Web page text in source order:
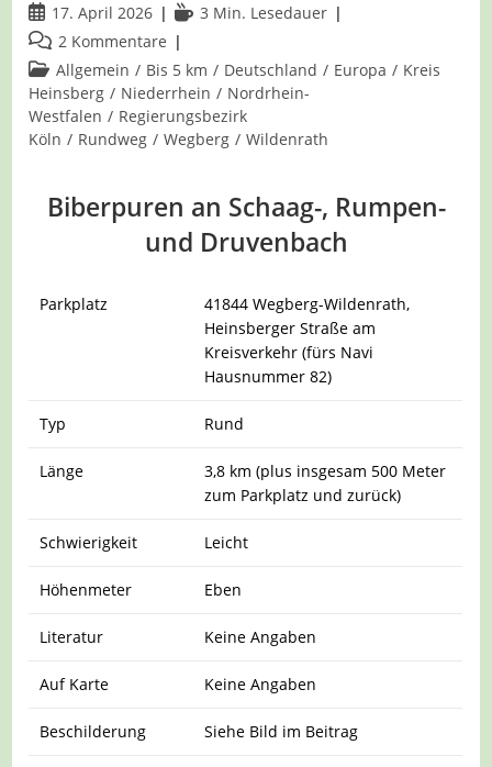
Beitrag
veröffentlicht:
17. April 2026 Lesedauer:
3 Min. Lesedauer
Beitrags-
Kommentare:
2 Kommentare
Beitrags-
Kategorie:
Allgemein / Bis 5 km / Deutschland / Europa / Kreis
Heinsberg / Niederrhein / Nordrhein-
Westfalen / Regierungsbezirk
Köln / Rundweg / Wegberg / Wildenrath
Biberpuren an Schaag-, Rumpen-
und Druvenbach
Parkplatz
41844 Wegberg-Wildenrath,
Heinsberger Straße am
Kreisverkehr (fürs Navi
Hausnummer 82)
Typ Rund
Länge
3,8 km (plus insgesam 500 Meter
zum Parkplatz und zurück)
Schwierigkeit Leicht
Höhenmeter Eben
Literatur Keine Angaben
Auf Karte Keine Angaben
Beschilderung Siehe Bild im Beitrag